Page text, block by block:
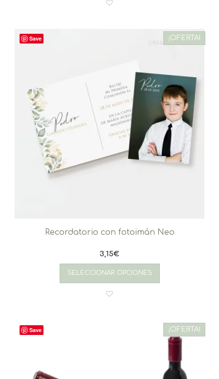
Save ¡OFERTA!
Recordatorio con fotoimán Neo
3,15€
SELECCIONAR OPCIONES
Save ¡OFERTA!